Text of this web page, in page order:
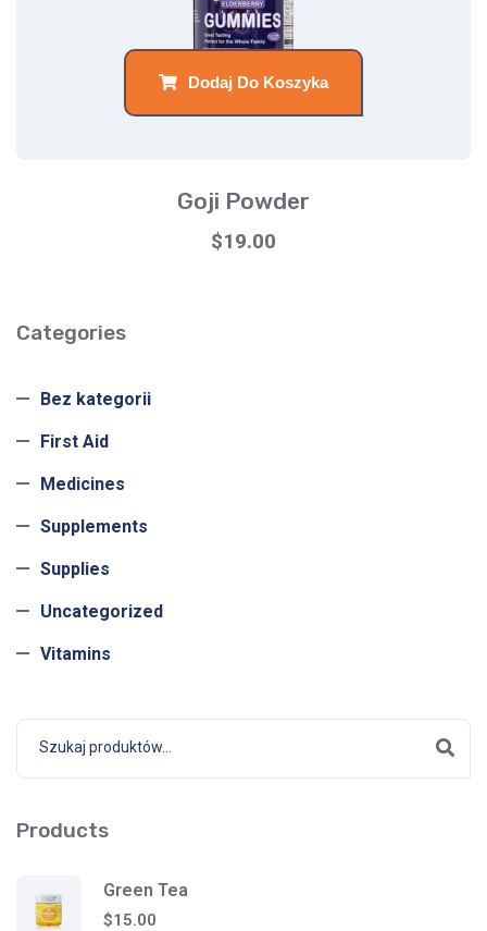
Dodaj Do Koszyka
Goji Powder
$19.00
Categories
Bez kategorii
First Aid
Medicines
Supplements
Supplies
Uncategorized
Vitamins
Products
Green Tea
$15.00